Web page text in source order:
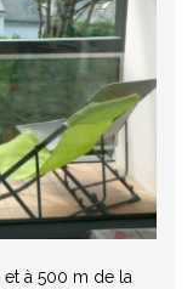
à 500 m de la